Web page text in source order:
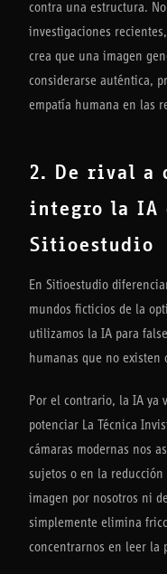
contra una estructura.
investigaciones
crea que una imagen
considerarse auténtica,
empatía humana en las
2. De rival a
integro la IA
Sitioestudio
En Sitioestudio
mundos ficticios de la
utilizamos la IA para
humanas que no
Por el contrario, la IA ya
potenciar La Técnica
cámaras modernas nos
sujetos o en la
imagen por nosotros ni
simplemente elimina
concentrarnos en leer la